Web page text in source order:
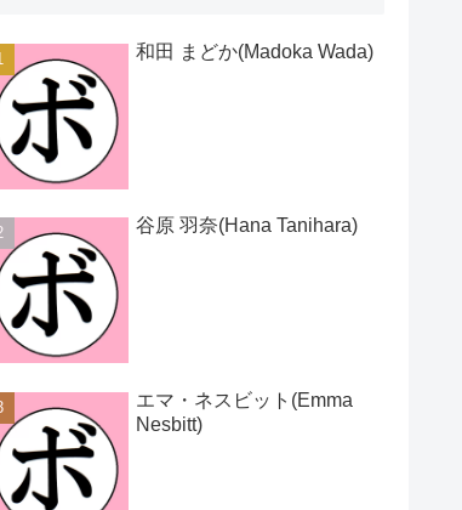
和田 まどか(Madoka Wada)
谷原 羽奈(Hana Tanihara)
エマ・ネスビット(Emma
Nesbitt)